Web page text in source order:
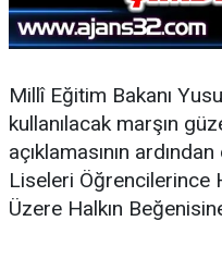
Millî Eğitim Bakanı
kullanılacak marşın
açıklamasının
Liseleri Öğrencilerince
Üzere Halkın